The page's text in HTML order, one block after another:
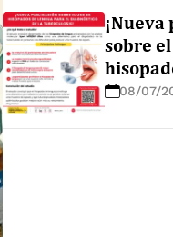
sobre
para el
08/07/